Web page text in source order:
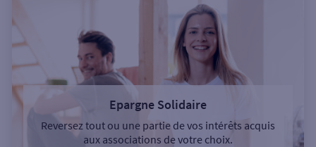
Epargne Solidaire
Reversez tout ou une partie de vos intérêts acquis
aux associations de votre choix.